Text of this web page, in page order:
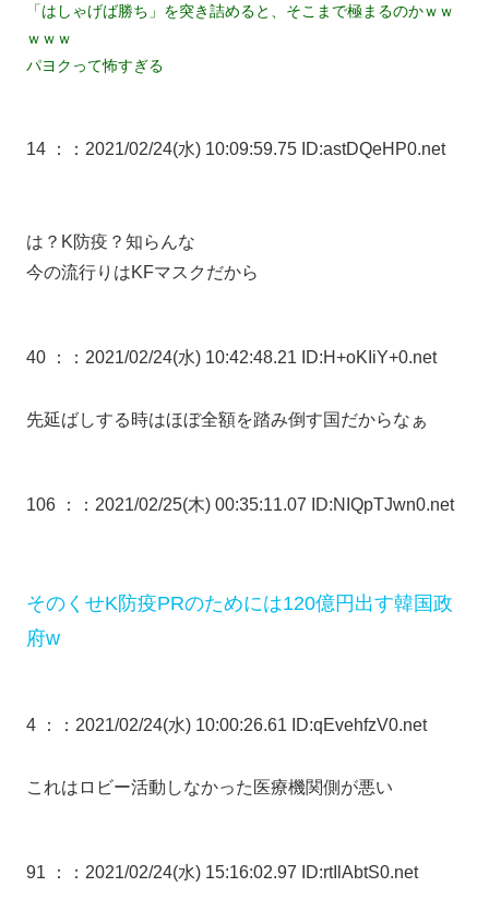
「はしゃげば勝ち」を突き詰めると、そこまで極まるのかｗｗ
ｗｗｗ
パヨクって怖すぎる
14 ： ：2021/02/24(水) 10:09:59.75 ID:astDQeHP0.net
は？K防疫？知らんな
今の流行りはKFマスクだから
40 ： ：2021/02/24(水) 10:42:48.21 ID:H+oKIiY+0.net
先延ばしする時はほぼ全額を踏み倒す国だからなぁ
106 ： ：2021/02/25(木) 00:35:11.07 ID:NIQpTJwn0.net
そのくせK防疫PRのためには120億円出す韓国政
府w
4 ： ：2021/02/24(水) 10:00:26.61 ID:qEvehfzV0.net
これはロビー活動しなかった医療機関側が悪い
91 ： ：2021/02/24(水) 15:16:02.97 ID:rtIlAbtS0.net